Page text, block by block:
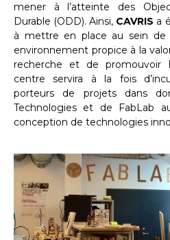
mener à l’atteinte des
Durable (ODD). Ainsi, CAVRIS a
à mettre en place au sein de
environnement propice à la
recherche et de promouvoir
centre servira à la fois
porteurs de projets dans
Technologies et de FabLab
conception de technologies